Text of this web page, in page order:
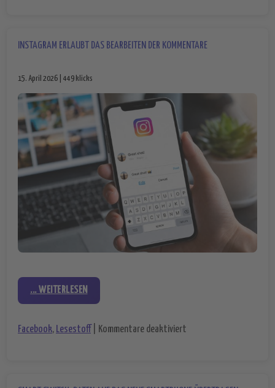
INSTAGRAM ERLAUBT DAS BEARBEITEN DER KOMMENTARE
15. April 2026 | 449 klicks
... WEITERLESEN
Facebook, Lesestoff Kommentare deaktiviert